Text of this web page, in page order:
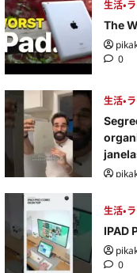
生活・
The
0
生活・
生活・
IPAD
0